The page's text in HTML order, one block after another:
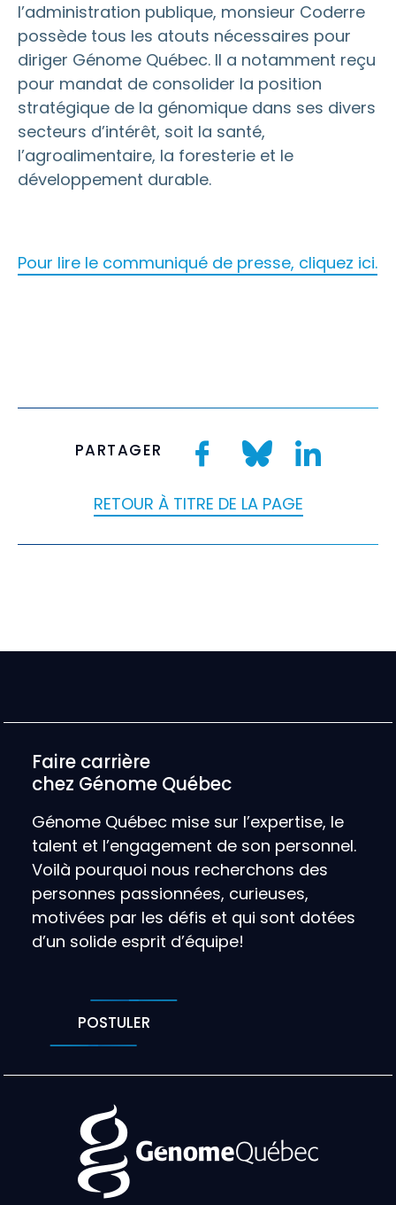
l’administration publique, monsieur Coderre
possède tous les atouts nécessaires pour
diriger Génome Québec. Il a notamment reçu
pour mandat de consolider la position
stratégique de la génomique dans ses divers
secteurs d’intérêt, soit la santé,
l’agroalimentaire, la foresterie et le
développement durable.
Pour lire le communiqué de presse, cliquez ici.
PARTAGER
RETOUR À TITRE DE LA PAGE
Faire carrière
chez Génome Québec
Génome Québec mise sur l’expertise, le
talent et l’engagement de son personnel.
Voilà pourquoi nous recherchons des
personnes passionnées, curieuses,
motivées par les défis et qui sont dotées
d’un solide esprit d’équipe!
POSTULER